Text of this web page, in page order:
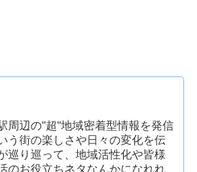
周辺の"超"地域密着型情報を発信
う街の楽しさや日々の変化を伝
巡り巡って、地域活性化や皆様
のお役立ちネタなんかになれれ